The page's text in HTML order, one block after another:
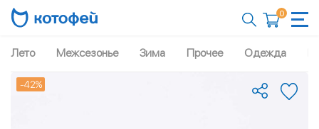
0
Лето Межсезонье Зима Прочее Одежда
-42%